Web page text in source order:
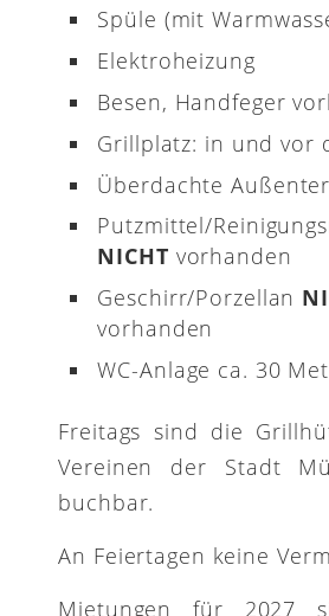
Spüle (mit
Elektroheizung
Besen, Handfeger
Grillplatz: in und vor
Überdachte
Putzmittel/
NICHT vorhanden
Geschirr/Porzellan
vorhanden
WC-Anlage ca. 30
Freitags sind die
Vereinen der Stadt
buchbar.
An Feiertagen keine
Mietungen für 2027